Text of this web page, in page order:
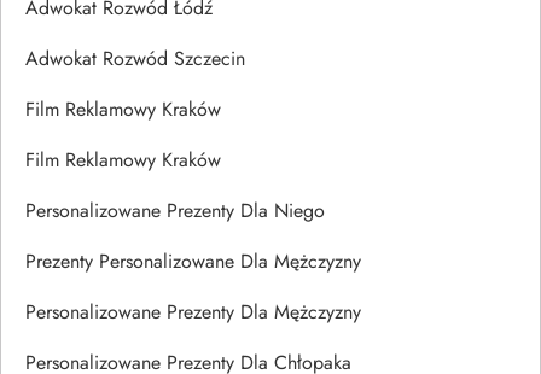
Adwokat Rozwód Łódź
Adwokat Rozwód Szczecin
Film Reklamowy Kraków
Film Reklamowy Kraków
Personalizowane Prezenty Dla Niego
Prezenty Personalizowane Dla Mężczyzny
Personalizowane Prezenty Dla Mężczyzny
Personalizowane Prezenty Dla Chłopaka